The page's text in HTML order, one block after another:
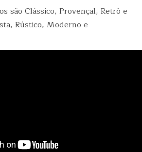
são Clássico, Provençal, Retrô e
Rústico, Moderno e